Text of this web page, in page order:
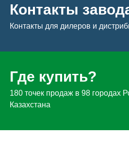
Контакты
Контакты для дилеров и
Где купить?
180 точек продаж в 98 городах
Казахстана